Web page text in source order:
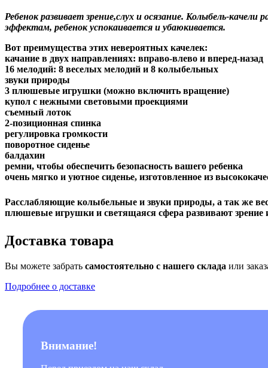
Ребенок развивает зрение,слух и осязание. Колыбель-
эффектам, ребенок успокаивается и убаюкивается.
Вот преимущества этих невероятных качелек:
качание в двух направлениях: вправо-влево и вперед-назад
16 мелодий: 8 веселых мелодий и 8 колыбельных
звуки природы
3 плюшевые игрушки (можно включить вращение)
купол с нежными световыми проекциями
съемный лоток
2-позиционная спинка
регулировка громкости
поворотное сиденье
балдахин
ремни, чтобы обеспечить безопасность вашего ребенка
очень мягко и уютное сиденье, изготовленное из
Расслабляющие колыбельные и звуки природы, а так же
плюшевые игрушки и светящаяся сфера развивают зрение
Доставка товара
Вы можете забрать самостоятельно с нашего склада или
Подробнее о доставке
Внимание!